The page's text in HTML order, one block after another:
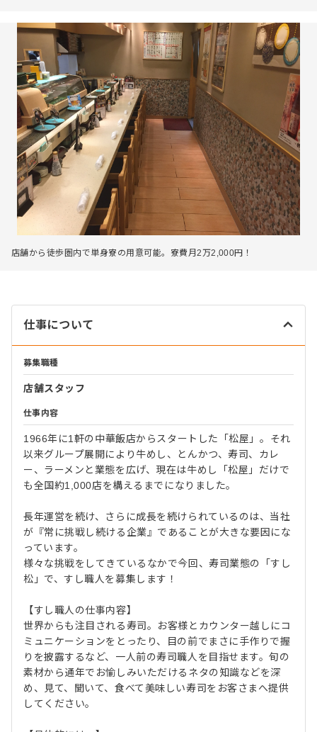
店舗から徒歩圏内で単身寮の用意可能。寮費月2万2,000円！
仕事について
募集職種
店舗スタッフ
仕事内容
1966年に1軒の中華飯店からスタートした「松屋」。それ
以来グループ展開により牛めし、とんかつ、寿司、カレ
ー、ラーメンと業態を広げ、現在は牛めし「松屋」だけで
も全国約1,000店を構えるまでになりました。
長年運営を続け、さらに成長を続けられているのは、当社
が『常に挑戦し続ける企業』であることが大きな要因にな
っています。
様々な挑戦をしてきているなかで今回、寿司業態の「すし
松」で、すし職人を募集します！
【すし職人の仕事内容】
世界からも注目される寿司。お客様とカウンター越しにコ
ミュニケーションをとったり、目の前でまさに手作りで握
りを披露するなど、一人前の寿司職人を目指せます。旬の
素材から通年でお愉しみいただけるネタの知識などを深
め、見て、聞いて、食べて美味しい寿司をお客さまへ提供
してください。